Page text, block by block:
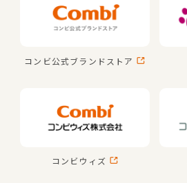
コンビ公式ブランドストア
コンビウィズ